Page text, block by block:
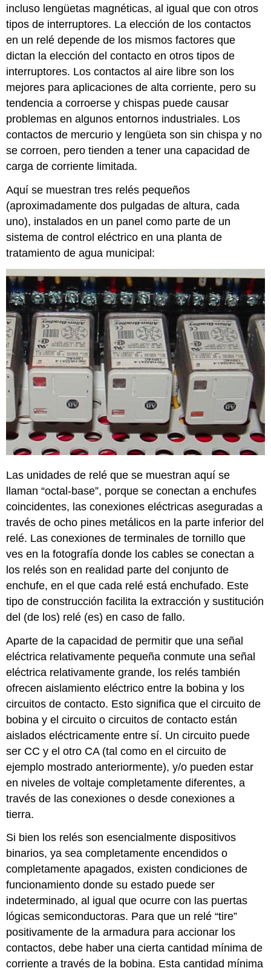
incluso lengüetas magnéticas, al igual que con otros
tipos de interruptores. La elección de los contactos
en un relé depende de los mismos factores que
dictan la elección del contacto en otros tipos de
interruptores. Los contactos al aire libre son los
mejores para aplicaciones de alta corriente, pero su
tendencia a corroerse y chispas puede causar
problemas en algunos entornos industriales. Los
contactos de mercurio y lengüeta son sin chispa y no
se corroen, pero tienden a tener una capacidad de
carga de corriente limitada.
Aquí se muestran tres relés pequeños
(aproximadamente dos pulgadas de altura, cada
uno), instalados en un panel como parte de un
sistema de control eléctrico en una planta de
tratamiento de agua municipal:
Las unidades de relé que se muestran aquí se
llaman “octal-base”, porque se conectan a enchufes
coincidentes, las conexiones eléctricas aseguradas a
través de ocho pines metálicos en la parte inferior del
relé. Las conexiones de terminales de tornillo que
ves en la fotografía donde los cables se conectan a
los relés son en realidad parte del conjunto de
enchufe, en el que cada relé está enchufado. Este
tipo de construcción facilita la extracción y sustitución
del (de los) relé (es) en caso de fallo.
Aparte de la capacidad de permitir que una señal
eléctrica relativamente pequeña conmute una señal
eléctrica relativamente grande, los relés también
ofrecen aislamiento eléctrico entre la bobina y los
circuitos de contacto. Esto significa que el circuito de
bobina y el circuito o circuitos de contacto están
aislados eléctricamente entre sí. Un circuito puede
ser CC y el otro CA (tal como en el circuito de
ejemplo mostrado anteriormente), y/o pueden estar
en niveles de voltaje completamente diferentes, a
través de las conexiones o desde conexiones a
tierra.
Si bien los relés son esencialmente dispositivos
binarios, ya sea completamente encendidos o
completamente apagados, existen condiciones de
funcionamiento donde su estado puede ser
indeterminado, al igual que ocurre con las puertas
lógicas semiconductoras. Para que un relé “tire”
positivamente de la armadura para accionar los
contactos, debe haber una cierta cantidad mínima de
corriente a través de la bobina. Esta cantidad mínima